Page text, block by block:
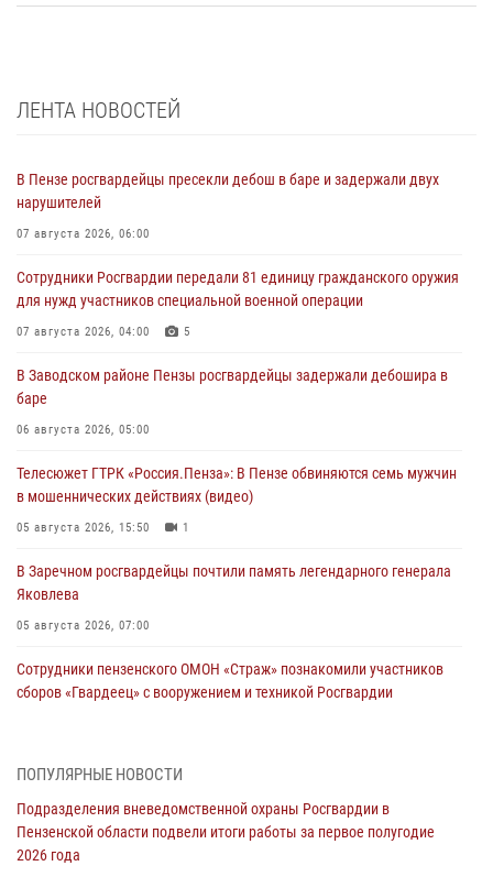
ЛЕНТА НОВОСТЕЙ
В Пензе росгвардейцы пресекли дебош в баре и задержали двух
нарушителей
07 августа 2026, 06:00
Сотрудники Росгвардии передали 81 единицу гражданского оружия
для нужд участников специальной военной операции
07 августа 2026, 04:00 5
В Заводском районе Пензы росгвардейцы задержали дебошира в
баре
06 августа 2026, 05:00
Телесюжет ГТРК «Россия.Пенза»: В Пензе обвиняются семь мужчин
в мошеннических действиях (видео)
05 августа 2026, 15:50 1
В Заречном росгвардейцы почтили память легендарного генерала
Яковлева
05 августа 2026, 07:00
Сотрудники пензенского ОМОН «Страж» познакомили участников
сборов «Гвардеец» с вооружением и техникой Росгвардии
В Пензе сотрудники Росгвардии оказали помощь
05 августа 2026, 04:00
В Пензе при силовой поддержке Росгвардии пресечена
ПОПУЛЯРНЫЕ НОВОСТИ
Подразделения вневедомственной охраны Росгвардии в
Пензенской области подвели итоги работы за первое полугодие
2026 года